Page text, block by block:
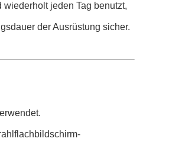
jeden Tag benutzt,
der Ausrüstung sicher.